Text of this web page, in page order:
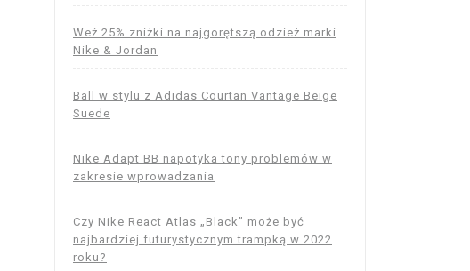
Weź 25% zniżki na najgorętszą odzież marki
Nike & Jordan
Ball w stylu z Adidas Courtan Vantage Beige
Suede
Nike Adapt BB napotyka tony problemów w
zakresie wprowadzania
Czy Nike React Atlas „Black” może być
najbardziej futurystycznym trampką w 2022
roku?